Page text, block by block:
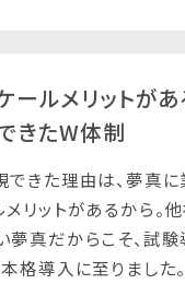
ールメリットが
きたW体制
できた理由は、夢真
リットがあるから。
夢真だからこそ、試
格導入に至りました。